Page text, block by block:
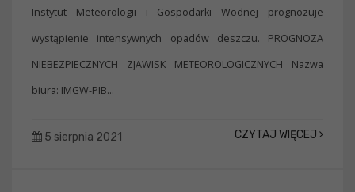
Instytut Meteorologii i Gospodarki Wodnej prognozuje
wystąpienie intensywnych opadów deszczu. PROGNOZA
NIEBEZPIECZNYCH ZJAWISK METEOROLOGICZNYCH Nazwa
biura: IMGW-PIB...
5 sierpnia 2021 CZYTAJ WIĘCEJ